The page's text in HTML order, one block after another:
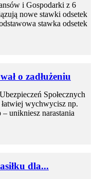
i Gospodarki z 6
nowe stawki odsetek
stawka odsetek
o zadłużeniu
Społecznych
wychwycisz np.
unikniesz narastania
dla...